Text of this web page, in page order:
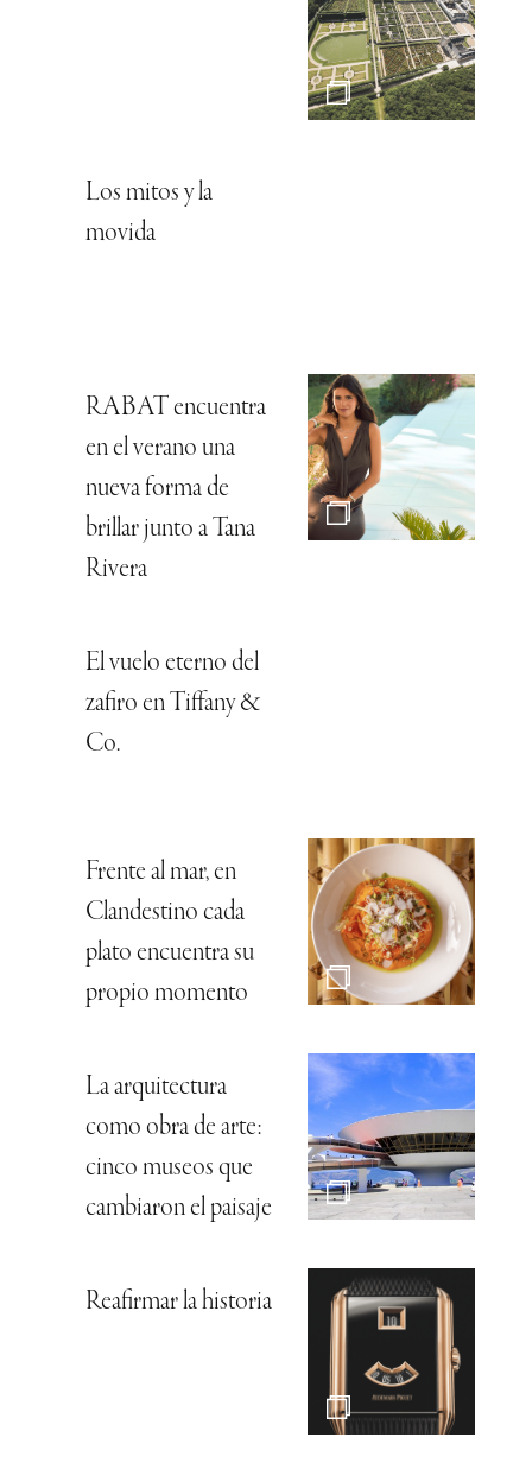
Los mitos y la
movida
RABAT encuentra
en el verano una
nueva forma de
brillar junto a Tana
Rivera
El vuelo eterno del
zafiro en Tiffany &
Co.
Frente al mar, en
Clandestino cada
plato encuentra su
propio momento
La arquitectura
como obra de arte:
cinco museos que
cambiaron el paisaje
Reafirmar la historia